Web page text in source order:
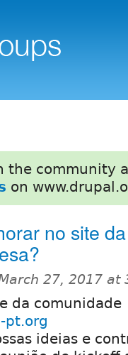
the community
on
no site da
27, 2017 at
da comunidade
pt.org
ideias e